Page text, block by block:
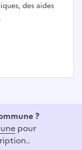
des aides
?
pour